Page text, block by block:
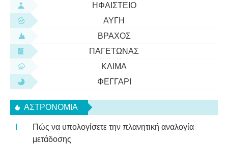
ΗΦΑΊΣΤΕΙΟ
ΑΥΓΉ
ΒΡΆΧΟΣ
ΠΑΓΕΤΏΝΑΣ
ΚΛΊΜΑ
ΦΕΓΓΆΡΙ
ΑΣΤΡΟΝΟΜΊΑ
Πώς να υπολογίσετε την πλανητική αναλογία
μετάδοσης